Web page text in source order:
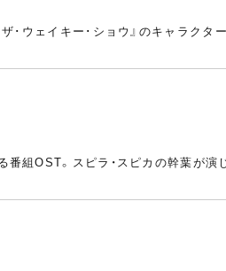
ウェイキー･ショウ』のキャラク
組OST。スピラ・スピカの幹葉が